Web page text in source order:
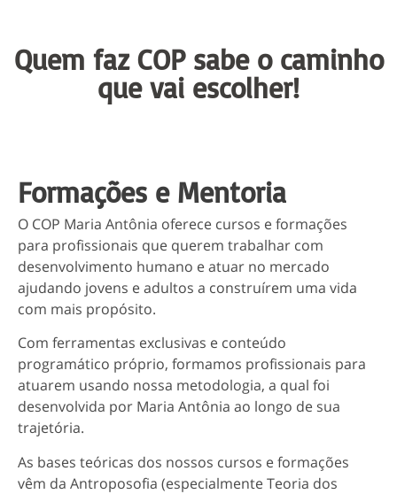
Quem faz COP sabe o caminho
que vai escolher!
Formações e Mentoria
O COP Maria Antônia oferece cursos e formações
para profissionais que querem trabalhar com
desenvolvimento humano e atuar no mercado
ajudando jovens e adultos a construírem uma vida
com mais propósito.
Com ferramentas exclusivas e conteúdo
programático próprio, formamos profissionais para
atuarem usando nossa metodologia, a qual foi
desenvolvida por Maria Antônia ao longo de sua
trajetória.
As bases teóricas dos nossos cursos e formações
vêm da Antroposofia (especialmente Teoria dos